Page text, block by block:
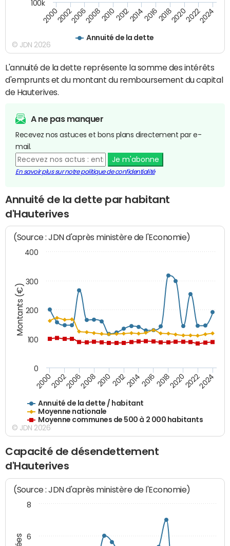
Annuité de la dette
200020022006200820102012201420162018202020222024
100k
© JDN 2026
L'annuité de la dette représente la somme des intérêts
d'emprunts et du montant du remboursement du capital
de Hauterives.
A ne pas manquer
Recevez nos astuces et bons plans directement par e-
mail.
Je m'abonne
En savoir plus sur notre politique de confidentialité
Annuité de la dette par habitant
d'Hauterives
Montants (€)
(Source : JDN d'après ministère de l'Economie)
Annuité de la dette / habitant
Moyenne nationale
Moyenne communes de 500 à 2 000 habitants
200020022006200820102012201420162018202020222024
0
100
200
300
400
© JDN 2026
Capacité de désendettement
d'Hauterives
(Source : JDN d'après ministère de l'Economie)
6
8